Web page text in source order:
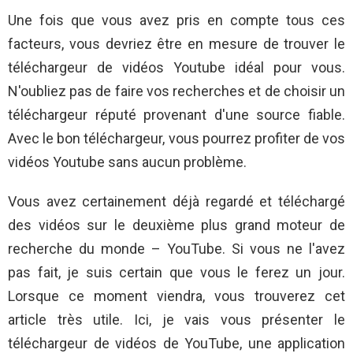
Une fois que vous avez pris en compte tous ces
facteurs, vous devriez être en mesure de trouver le
téléchargeur de vidéos Youtube idéal pour vous.
N'oubliez pas de faire vos recherches et de choisir un
téléchargeur réputé provenant d'une source fiable.
Avec le bon téléchargeur, vous pourrez profiter de vos
vidéos Youtube sans aucun problème.
Vous avez certainement déjà regardé et téléchargé
des vidéos sur le deuxième plus grand moteur de
recherche du monde – YouTube. Si vous ne l'avez
pas fait, je suis certain que vous le ferez un jour.
Lorsque ce moment viendra, vous trouverez cet
article très utile. Ici, je vais vous présenter le
téléchargeur de vidéos de YouTube, une application